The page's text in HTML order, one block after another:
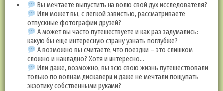
Вы мечтаете выпустить на волю свой дух исследователя?
Или может вы, с легкой завистью, рассматриваете
отпускные фотографии друзей?
А может вы часто путешествуете и как раз задумались:
какую бы еще интересную страну узнать поглубже?
А возможно вы считаете, что поездки – это слишком
сложно и накладно? Хотя и интересно…
Или даже, возможно, вы всю свою жизнь путешествовали
только по волнам дискавери и даже не мечтали пощупать
экзотику собственными руками?